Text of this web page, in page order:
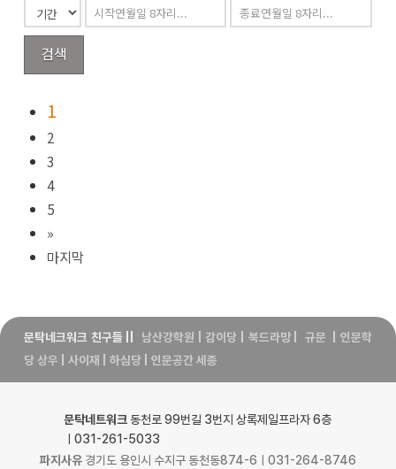
검색
1
2
3
4
5
»
마지막
문탁네크워크 친구들 남산강학원 감이당 북드라망| 규문 |인문학
당 상우
사이재 하심당| 인문공간 세종
문탁네트워크 동천로 99번길 3번지 상록제일프라자 6층
ㅣ031-261-5033
파지사유경기도 용인시 수지구 동천동874-6ㅣ031-264-8746